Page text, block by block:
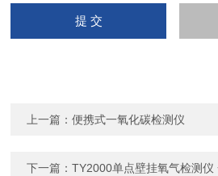
上一篇：便携式一氧化碳检测仪
下一篇：TY2000单点壁挂氧气检测仪